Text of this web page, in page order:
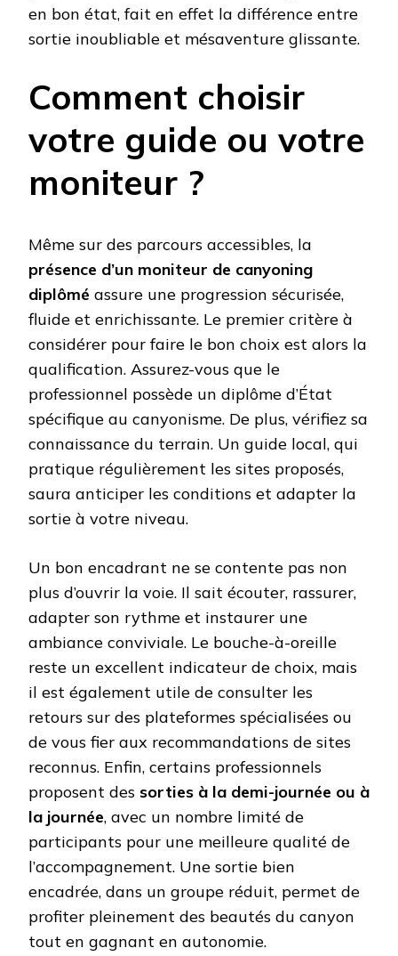
en bon état, fait en effet la différence entre
sortie inoubliable et mésaventure glissante.
Comment choisir
votre guide ou votre
moniteur ?
Même sur des parcours accessibles, la
présence d’un moniteur de canyoning
diplômé assure une progression sécurisée,
fluide et enrichissante. Le premier critère à
considérer pour faire le bon choix est alors la
qualification. Assurez-vous que le
professionnel possède un diplôme d’État
spécifique au canyonisme. De plus, vérifiez sa
connaissance du terrain. Un guide local, qui
pratique régulièrement les sites proposés,
saura anticiper les conditions et adapter la
sortie à votre niveau.
Un bon encadrant ne se contente pas non
plus d’ouvrir la voie. Il sait écouter, rassurer,
adapter son rythme et instaurer une
ambiance conviviale. Le bouche-à-oreille
reste un excellent indicateur de choix, mais
il est également utile de consulter les
retours sur des plateformes spécialisées ou
de vous fier aux recommandations de sites
reconnus. Enfin, certains professionnels
proposent des sorties à la demi-journée ou à
la journée, avec un nombre limité de
participants pour une meilleure qualité de
l’accompagnement. Une sortie bien
encadrée, dans un groupe réduit, permet de
profiter pleinement des beautés du canyon
tout en gagnant en autonomie.